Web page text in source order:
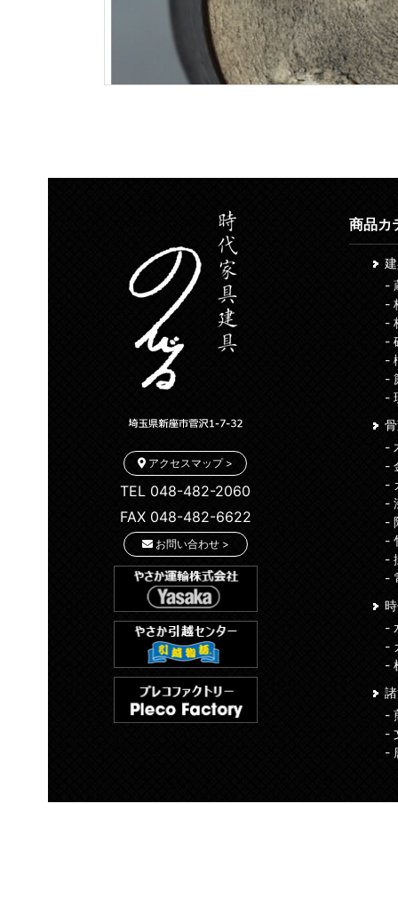
アクセスマップ >
TEL 048-482-2060
FAX 048-482-6622
お問い合わせ >
商品カ
-
-
-
-
-
-
-
-
-
-
-
-
-
-
-
-
-
-
-
-
-